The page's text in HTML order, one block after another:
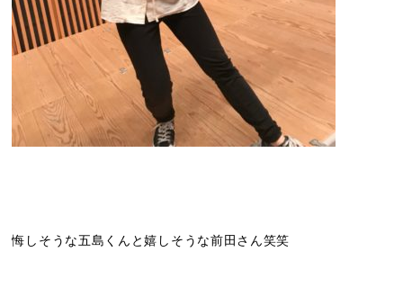
悔しそうな五島くんと嬉しそうな前田さん笑笑